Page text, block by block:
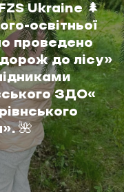
Ukraine 🌲
освітньої
проведено
до лісу»
ЗДО«
🌺